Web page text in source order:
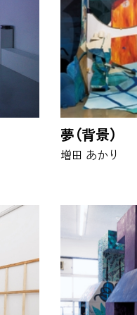
夢（背景）
増田 あかり